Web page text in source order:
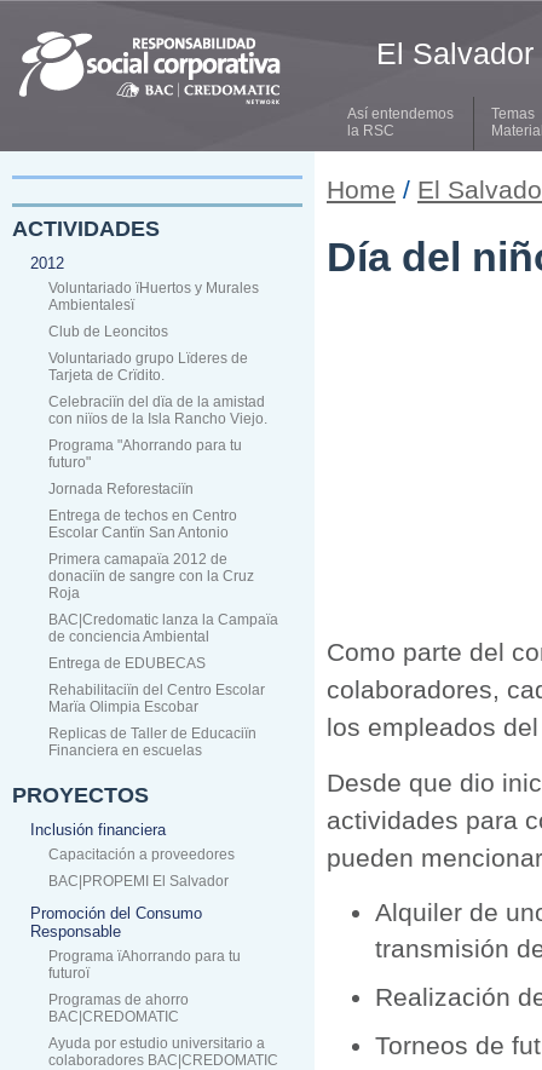
Así entendemos
la RSC
Temas
El Salvador
ACTIVIDADES
2012
Voluntariado ïHuertos y Murales
Ambientalesï
Club de Leoncitos
Voluntariado grupo Lïderes de
Tarjeta de Crïdito.
Celebraciïn del dïa de la amistad
con niïos de la Isla Rancho Viejo.
Programa "Ahorrando para tu
futuro"
Jornada Reforestaciïn
Entrega de techos en Centro
Escolar Cantïn San Antonio
Primera camapaïa 2012 de
donaciïn de sangre con la Cruz
Roja
BAC|Credomatic lanza la Campaïa
de conciencia Ambiental
Entrega de EDUBECAS
Rehabilitaciïn del Centro Escolar
Marïa Olimpia Escobar
Replicas de Taller de Educaciïn
Financiera en escuelas
PROYECTOS
Inclusión financiera
Capacitación a proveedores
BAC|PROPEMI El Salvador
Promoción del Consumo
Responsable
Programa ïAhorrando para tu
futuroï
Programas de ahorro
BAC|CREDOMATIC
Ayuda por estudio universitario a
colaboradores BAC|CREDOMATIC
Home / El
Día del
Como parte del
colaboradores,
los empleados
Desde que dio
actividades para
pueden
Alquiler de
transmisión
Realización
Torneos de